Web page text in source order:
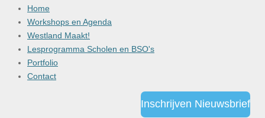
Home
Workshops en Agenda
Westland Maakt!
Lesprogramma Scholen en BSO's
Portfolio
Contact
Inschrijven Nieuwsbrief